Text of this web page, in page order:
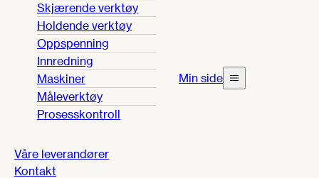
Skjærende verktøy
Holdende verktøy
Oppspenning
Innredning
Maskiner
Måleverktøy
Prosesskontroll
Våre leverandører
Kontakt
Min side